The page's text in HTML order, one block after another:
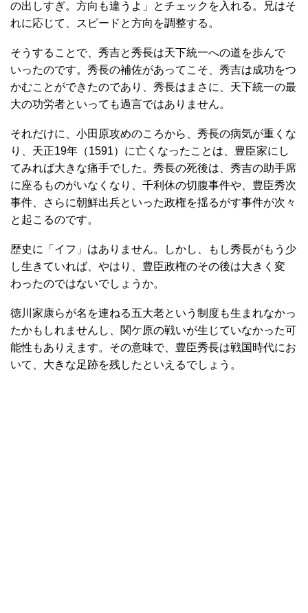
の出しすぎ。方向も違うよ」とチェックを入れる。兄はそ
れに応じて、スピードと方向を調整する。
そうすることで、秀吉と秀長は天下統一への道を歩んで
いったのです。秀長の補佐があってこそ、秀吉は成功をつ
かむことができたのであり、秀長はまさに、天下統一の最
大の功労者といっても過言ではありません。
それだけに、小田原攻めのころから、秀長の病気が重くな
り、天正19年（1591）に亡くなったことは、豊臣家にし
てみれば大きな痛手でした。秀長の死後は、秀吉の助手席
に座るものがいなくなり、千利休の切腹事件や、豊臣秀次
事件、さらに朝鮮出兵といった政権を揺るがす事件が次々
と起こるのです。
歴史に「イフ」はありません。しかし、もし秀長がもう少
し生きていれば、やはり、豊臣政権のその後は大きく変
わったのではないでしょうか。
徳川家康らが名を連ねる五大老という制度も生まれなかっ
たかもしれませんし、関ケ原の戦いが生じていなかった可
能性もありえます。その意味で、豊臣秀長は戦国時代にお
いて、大きな足跡を残したといえるでしょう。